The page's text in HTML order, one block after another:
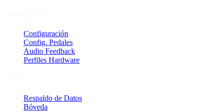
Configuración
Config. Pedales
Audio Feedback
Perfiles Hardware
Respaldo de Datos
Bóveda